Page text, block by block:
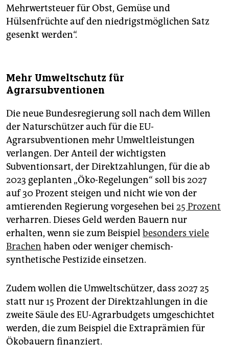
Mehrwertsteuer für Obst, Gemüse und
Hülsenfrüchte auf den niedrigstmöglichen Satz
gesenkt werden“.
Mehr Umweltschutz für
Agrarsubventionen
Die neue Bundesregierung soll nach dem Willen
der Naturschützer auch für die EU-
Agrarsubventionen mehr Umweltleistungen
verlangen. Der Anteil der wichtigsten
Subventionsart, der Direktzahlungen, für die ab
2023 geplanten „Öko-Regelungen“ soll bis 2027
auf 30 Prozent steigen und nicht wie von der
amtierenden Regierung vorgesehen bei25 Prozent
verharren. Dieses Geld werden Bauern nur
erhalten, wenn sie zum Beispiel besonders viele
Brachen haben oder weniger chemisch-
synthetische Pestizide einsetzen.
Zudem wollen die Umweltschützer, dass 2027 25
statt nur 15 Prozent der Direktzahlungen in die
zweite Säule des EU-Agrarbudgets umgeschichtet
werden, die zum Beispiel die Extraprämien für
Ökobauern finanziert.